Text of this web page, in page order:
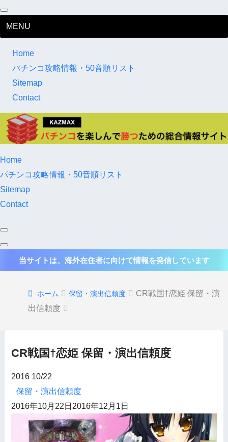
MENU
Home
パチンコ攻略情報・50音順リスト
Sitemap
Contact
Home
パチンコ攻略情報・50音順リスト
Sitemap
Contact
当サイトは、海外在住者に向けて情報を発信しています
ホーム 保留・演出信頼度
CR戦国†恋姫 保留・演
出信頼度
CR戦国†恋姫 保留・演出信頼度
2016 10/22
保留・演出信頼度
2016年10月22日 2016年12月1日